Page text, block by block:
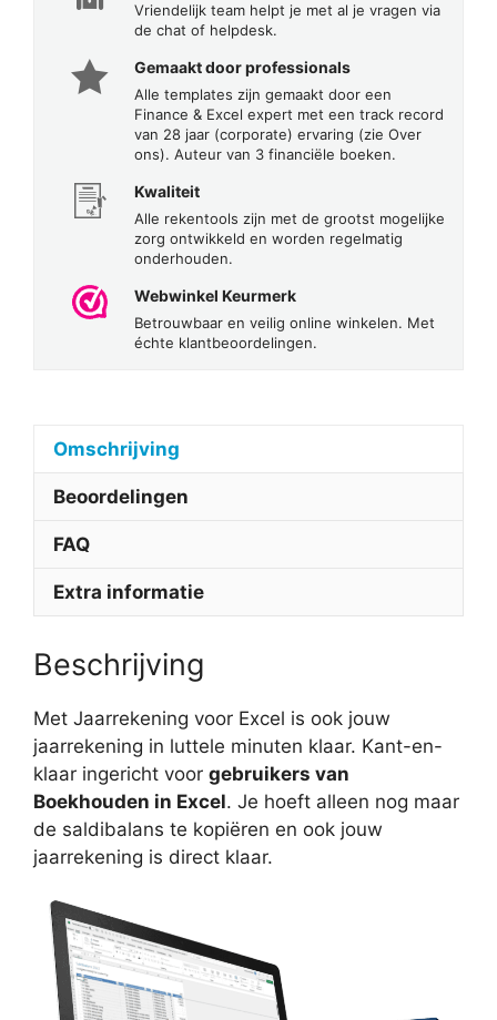
Vriendelijk team helpt je met al je vragen via
de chat of helpdesk.
Gemaakt door professionals
Alle templates zijn gemaakt door een
Finance & Excel expert met een track record
van 28 jaar (corporate) ervaring (zie Over
ons). Auteur van 3 financiële boeken.
Kwaliteit
Alle rekentools zijn met de grootst mogelijke
zorg ontwikkeld en worden regelmatig
onderhouden.
Webwinkel Keurmerk
Betrouwbaar en veilig online winkelen. Met
échte klantbeoordelingen.
Omschrijving
Beoordelingen
FAQ
Extra informatie
Beschrijving
Met Jaarrekening voor Excel is ook jouw
jaarrekening in luttele minuten klaar. Kant-en-
klaar ingericht voor gebruikers van
Boekhouden in Excel. Je hoeft alleen nog maar
de saldibalans te kopiëren en ook jouw
jaarrekening is direct klaar.